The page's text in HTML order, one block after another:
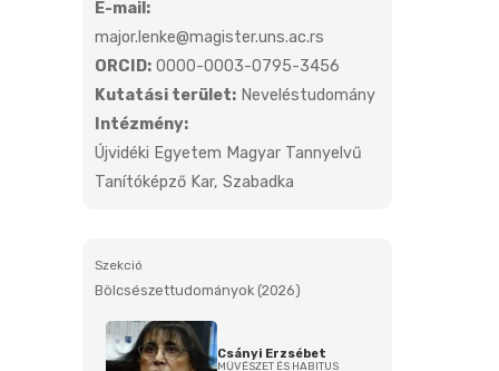
E-mail:
major.lenke@magister.uns.ac.rs
ORCID: 0000-0003-0795-3456
Kutatási terület: Neveléstudomány
Intézmény:
Újvidéki Egyetem Magyar Tannyelvű
Tanítóképző Kar, Szabadka
Szekció
Bölcsészettudományok (2026)
Csányi Erzsébet
MŰVÉSZET ÉS HABITUS